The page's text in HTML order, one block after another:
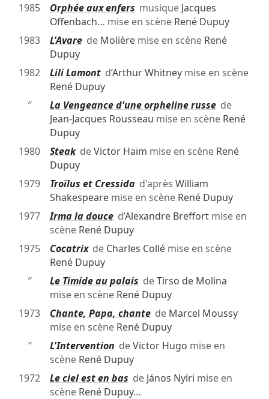
1985
Orphée aux enfers musique Jacques
Offenbach… mise en scène René Dupuy
1983
L'Avarede Molièremise en scène René
Dupuy
1982
Lili Lamontd’Arthur Whitneymise en scène
René Dupuy
″
La Vengeance d'une orpheline russede
Jean-Jacques Rousseau mise en scène René
Dupuy
1980
SteakdeVictor Haïm mise en scène René
Dupuy
1979
Troïlus et Cressidad'après William
Shakespearemise en scène René Dupuy
1977
Irma la douced’Alexandre Breffortmise en
scène René Dupuy
1975
Cocatrixde Charles Collémise en scène
René Dupuy
″
Le Timide au palais deTirso de Molina
mise en scène René Dupuy
1973
Chante, Papa, chantede Marcel Moussy
mise en scène René Dupuy
″
L'Intervention deVictor Hugo mise en
scène René Dupuy
1972
Le ciel est en bas de János Nyíri mise en
scène René Dupuy…